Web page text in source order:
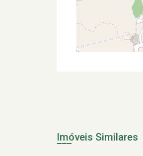
Imóveis Similares